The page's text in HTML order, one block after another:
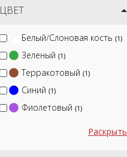
ЦВЕТ
Белый/Слоновая кость (1)
Зеленый (1)
Терракотовый (1)
Синий (1)
Фиолетовый (1)
Раскрыть